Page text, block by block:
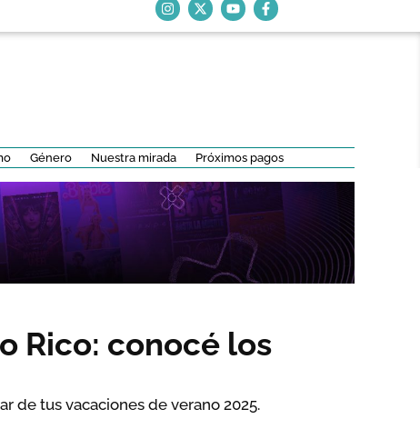
Género Nuestra mirada Próximos pagos
Rico: conocé los
de tus vacaciones de verano 2025.